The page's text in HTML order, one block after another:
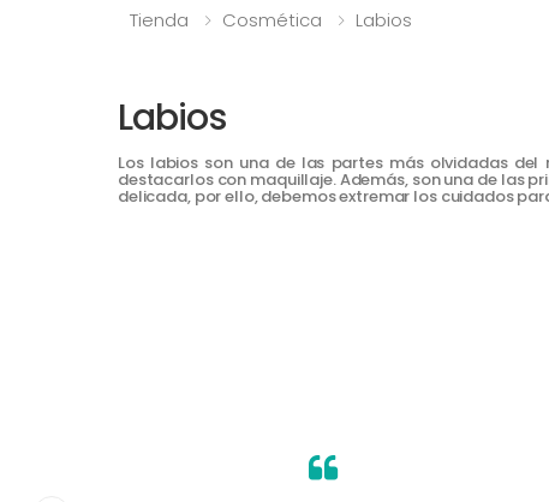
Tienda Cosmética Labios
Labios
Los labios son una de las partes más olvidadas
destacarlos con maquillaje. Además, son una de las
delicada, por ello, debemos extremar los cuidados